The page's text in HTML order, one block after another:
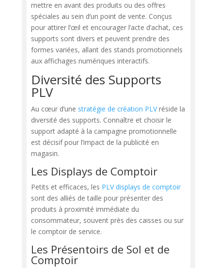
mettre en avant des produits ou des offres
spéciales au sein d’un point de vente. Conçus
pour attirer l’œil et encourager l’acte d’achat, ces
supports sont divers et peuvent prendre des
formes variées, allant des stands promotionnels
aux affichages numériques interactifs.
Diversité des Supports
PLV
Au cœur d’une stratégie de création PLVréside la
diversité des supports. Connaître et choisir le
support adapté à la campagne promotionnelle
est décisif pour l’impact de la publicité en
magasin.
Les Displays de Comptoir
Petits et efficaces, les PLV displays de comptoir
sont des alliés de taille pour présenter des
produits à proximité immédiate du
consommateur, souvent près des caisses ou sur
le comptoir de service.
Les Présentoirs de Sol et de
Comptoir